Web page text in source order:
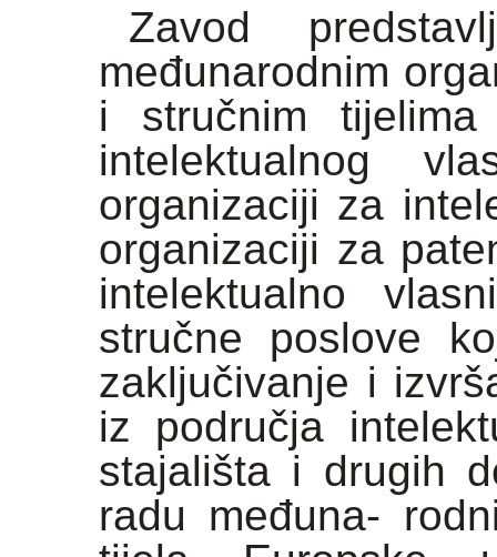
Zavod
međunarodnim
i stručnim
intelektualnog
organizaciji za
organizaciji za
intelektualno
stručne poslove
zaključivanje i
iz područja
stajališta i drugih
radu međuna-